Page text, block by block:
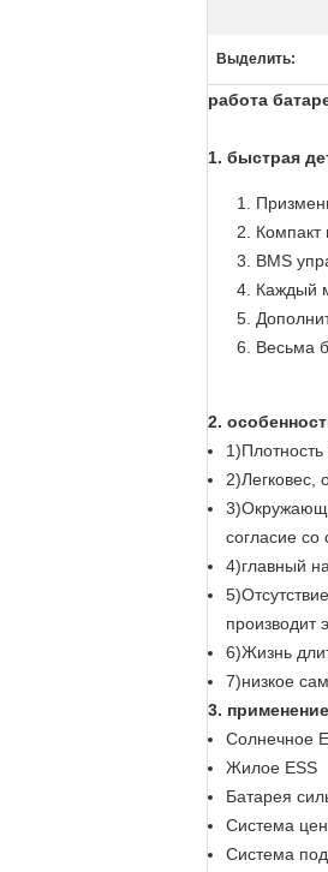
Выделить:
работа
1. быстрая
Компакт
BMS
Каждый
Весьма
2.
2)Легковес,
согласие со
4)главный
производит
6)Жизнь
7)низкое
3.
Солнечное
Жилое ESS
Батарея
Система
Система